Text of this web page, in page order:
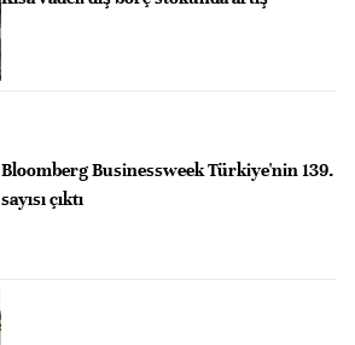
Bloomberg Businessweek Türkiye'nin 139.
sayısı çıktı